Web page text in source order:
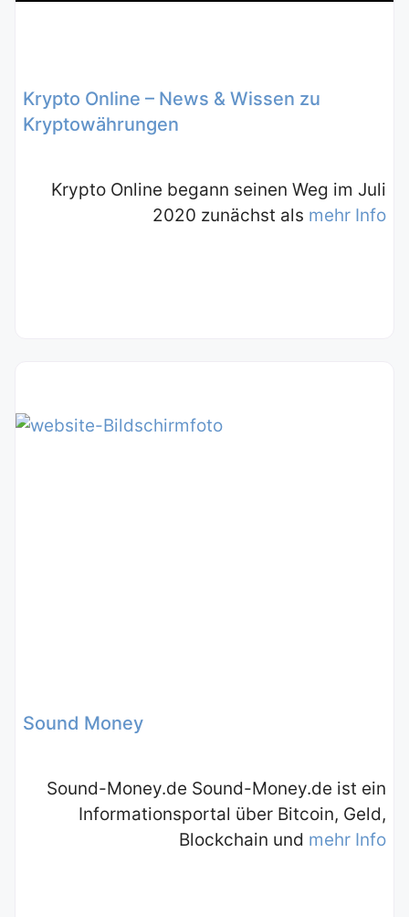
Krypto Online – News & Wissen zu
Kryptowährungen
Krypto Online begann seinen Weg im Juli
2020 zunächst als mehr Info
Sound Money
Sound-Money.de Sound-Money.de ist ein
Informationsportal über Bitcoin, Geld,
Blockchain und mehr Info